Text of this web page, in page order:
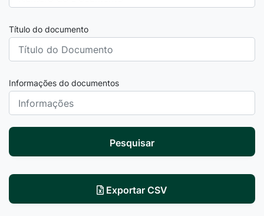
Título do documento
Informações do documentos
Pesquisar
Exportar CSV